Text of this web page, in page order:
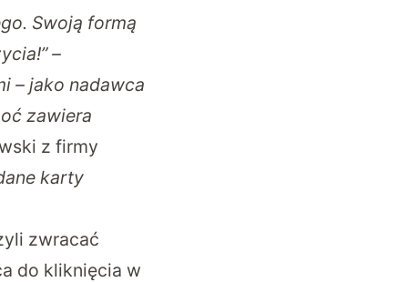
Swoją formą
–
– jako nadawca
zawiera
z firmy
karty
zwracać
do kliknięcia w